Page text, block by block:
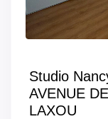
Studio
AVENUE
LAXOU